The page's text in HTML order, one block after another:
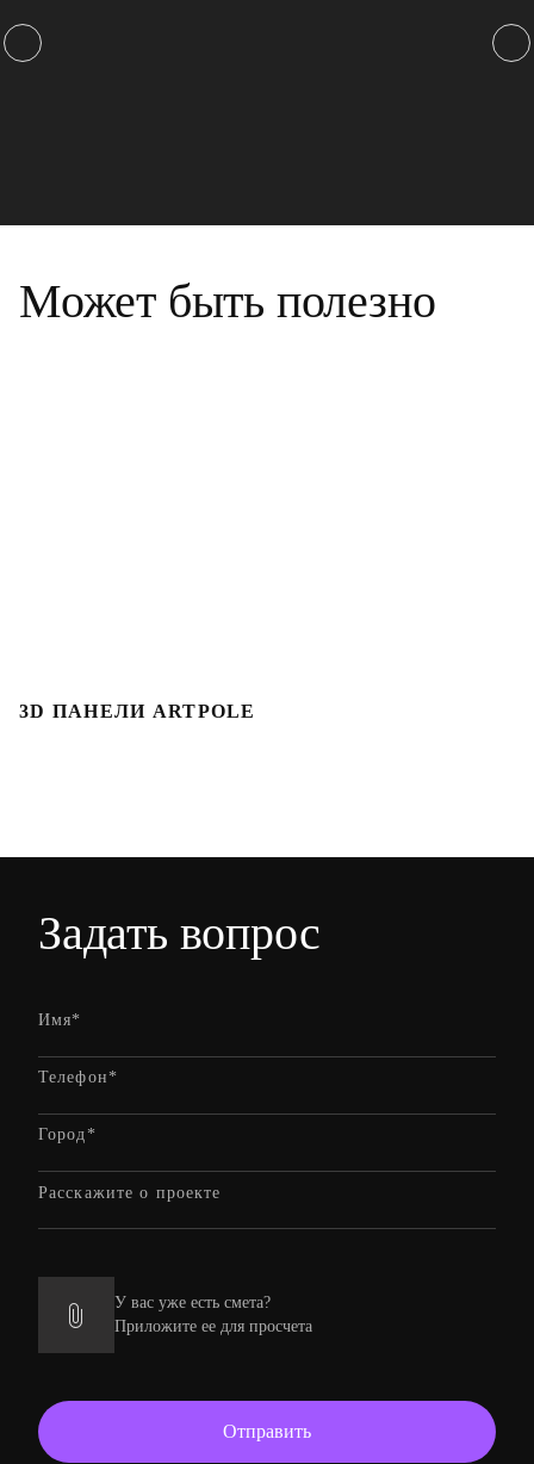
Может быть полезно
3D ПАНЕЛИ ARTPOLE
Задать вопрос
У вас уже есть смета?
Приложите ее для просчета